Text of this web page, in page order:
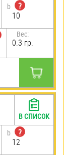
b
?
10
Вес:
0.3 гр.
b
?
12
В СПИСОК